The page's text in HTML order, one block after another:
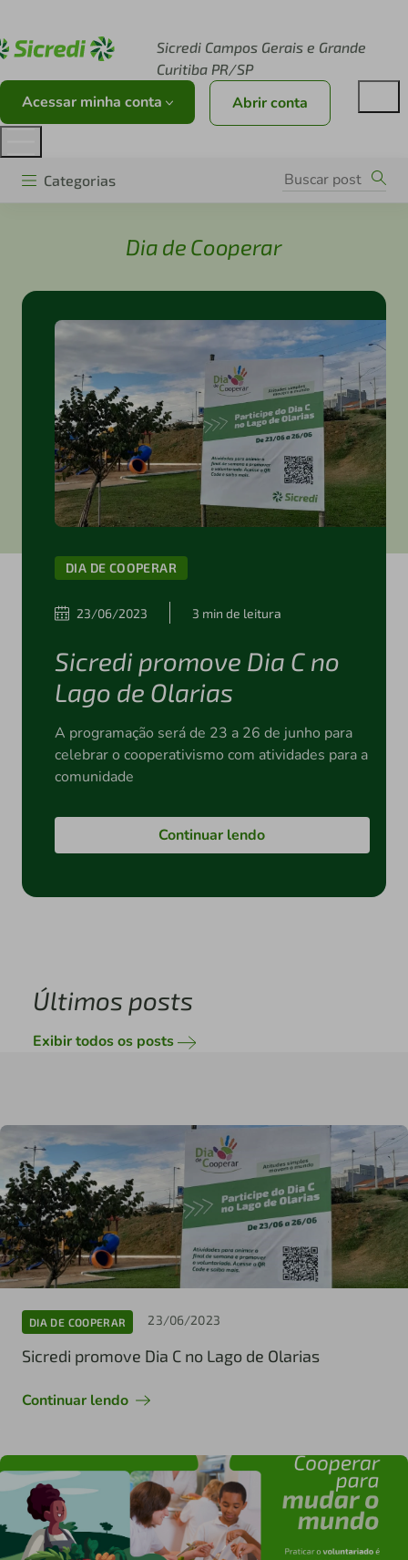
Sicredi Campos Gerais e Grande
Curitiba PR/SP
Acessar minha conta Abrir conta
Categorias
Dia de Cooperar
DIA DE COOPERAR
23/06/2023 3 min de leitura
Sicredi promove Dia C no
Lago de Olarias
A programação será de 23 a 26 de junho para
celebrar o cooperativismo com atividades para a
comunidade
Continuar lendo
Últimos posts
Exibir todos os posts
DIA DE COOPERAR 23/06/2023
Sicredi promove Dia C no Lago de Olarias
Continuar lendo